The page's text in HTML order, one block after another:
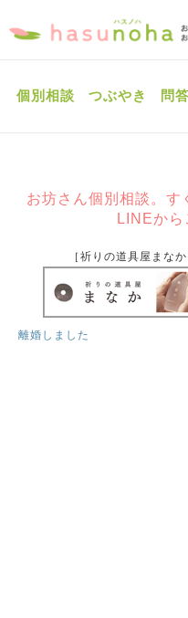
個別相談 つぶやき 問答
お坊さん個別相談。す
LINEから
［祈りの道具屋まな
離婚しました